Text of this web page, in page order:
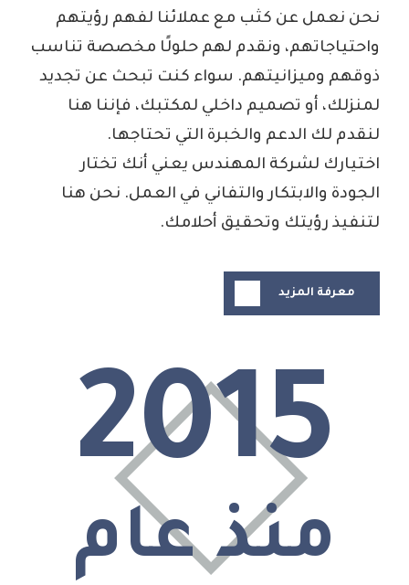
نحن نعمل عن كثب مع عملائنا لفهم رؤيتهم
واحتياجاتهم، ونقدم لهم حلولًا مخصصة تناسب
ذوقهم وميزانيتهم. سواء كنت تبحث عن تجديد
لمنزلك، أو تصميم داخلي لمكتبك، فإننا هنا
لنقدم لك الدعم والخبرة التي تحتاجها.
اختيارك لشركة المهندس يعني أنك تختار
الجودة والابتكار والتفاني في العمل. نحن هنا
لتنفيذ رؤيتك وتحقيق أحلامك.
معرفة المزيد
2015
منذ عام